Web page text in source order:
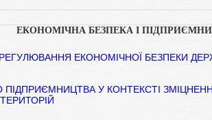
ЕКОНОМІЧНА БЕЗПЕКА І
ЕКОНОМІЧНОЇ БЕЗПЕКИ
ПІДПРИЄМНИЦТВА У КОНТЕКСТІ